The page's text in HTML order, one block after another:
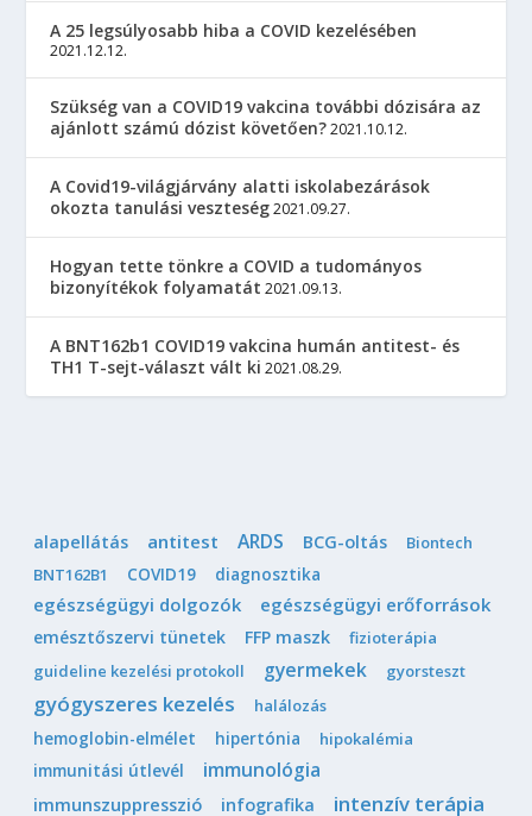
A 25 legsúlyosabb hiba a COVID kezelésében
2021.12.12.
Szükség van a COVID19 vakcina további dózisára az
ajánlott számú dózist követően? 2021.10.12.
A Covid19-világjárvány alatti iskolabezárások
okozta tanulási veszteség 2021.09.27.
Hogyan tette tönkre a COVID a tudományos
bizonyítékok folyamatát 2021.09.13.
A BNT162b1 COVID19 vakcina humán antitest- és
TH1 T-sejt-választ vált ki 2021.08.29.
alapellátás antitest ARDS BCG-oltás
Biontech
BNT162B1
COVID19 diagnosztika
egészségügyi dolgozók egészségügyi erőforrások
emésztőszervi tünetek FFP maszk
fizioterápia
guideline kezelési protokoll
gyermekek gyorsteszt
gyógyszeres kezelés halálozás
hemoglobin-elmélet hipertónia hipokalémia
immunitási útlevél immunológia
immunszuppresszió infografika intenzív terápia